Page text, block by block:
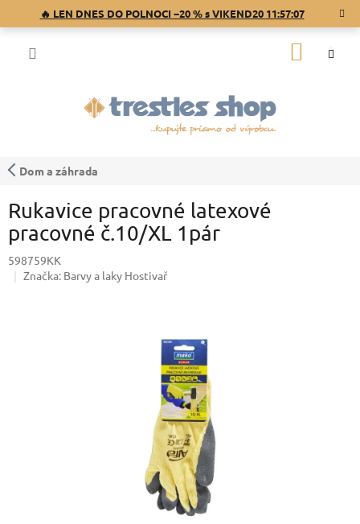
🔥 LEN DNES DO POLNOCI −20 % s VIKEND20 11:57:07
Dom a záhrada
Rukavice pracovné latexové
pracovné č.10/XL 1pár
598759KK
Značka: Barvy a laky Hostivař